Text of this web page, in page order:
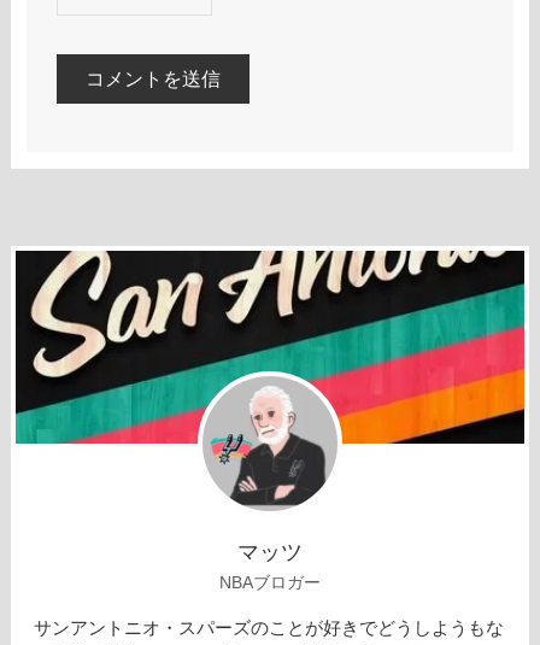
マッツ
NBAブロガー
サンアントニオ・スパーズのことが好きでどうしようもな